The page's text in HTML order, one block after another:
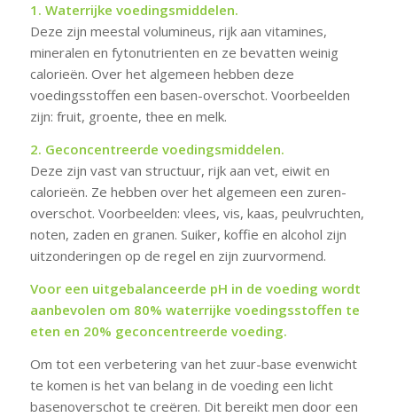
1. Waterrijke voedingsmiddelen.
Deze zijn meestal volumineus, rijk aan vitamines,
mineralen en fytonutrienten en ze bevatten weinig
calorieën. Over het algemeen hebben deze
voedingsstoffen een basen-overschot. Voorbeelden
zijn: fruit, groente, thee en melk.
2. Geconcentreerde voedingsmiddelen.
Deze zijn vast van structuur, rijk aan vet, eiwit en
calorieën. Ze hebben over het algemeen een zuren-
overschot. Voorbeelden: vlees, vis, kaas, peulvruchten,
noten, zaden en granen. Suiker, koffie en alcohol zijn
uitzonderingen op de regel en zijn zuurvormend.
Voor een uitgebalanceerde pH in de voeding wordt
aanbevolen om 80% waterrijke voedingsstoffen te
eten en 20% geconcentreerde voeding.
Om tot een verbetering van het zuur-base evenwicht
te komen is het van belang in de voeding een licht
basenoverschot te creëren. Dit bereikt men door een